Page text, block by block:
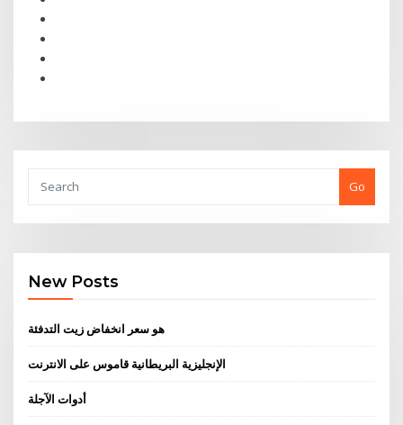
Go
New Posts
هو سعر انخفاض زيت التدفئة
الإنجليزية البريطانية قاموس على الانترنت
أدوات الآجلة